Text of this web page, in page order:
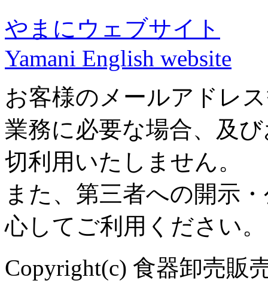
やまにウェブサイト
Yamani English website
お客様のメールアドレ
業務に必要な場合、及
切利用いたしません。
また、第三者への開示
心してご利用ください。
Copyright(c) 食器卸売販